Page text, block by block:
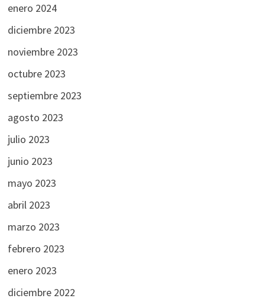
enero 2024
diciembre 2023
noviembre 2023
octubre 2023
septiembre 2023
agosto 2023
julio 2023
junio 2023
mayo 2023
abril 2023
marzo 2023
febrero 2023
enero 2023
diciembre 2022